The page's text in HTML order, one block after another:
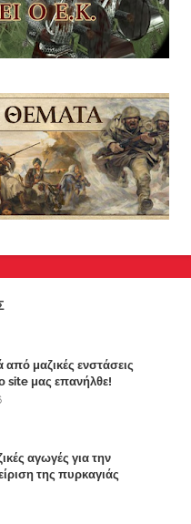
μαζικές ενστάσεις
site μας επανήλθε!
αγωγές για την
της πυρκαγιάς